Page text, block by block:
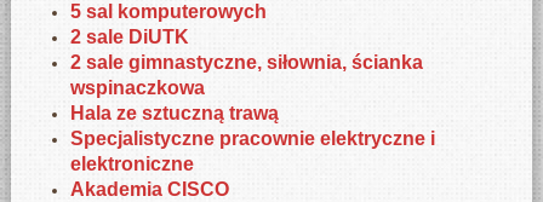
5 sal komputerowych
2 sale DiUTK
2 sale gimnastyczne, siłownia, ścianka
wspinaczkowa
Hala ze sztuczną trawą
Specjalistyczne pracownie elektryczne i
elektroniczne
Akademia CISCO